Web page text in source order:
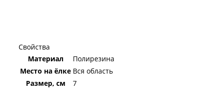
Свойства
Материал
Полирезина
Место на ёлке Вся область
Размер, см
7